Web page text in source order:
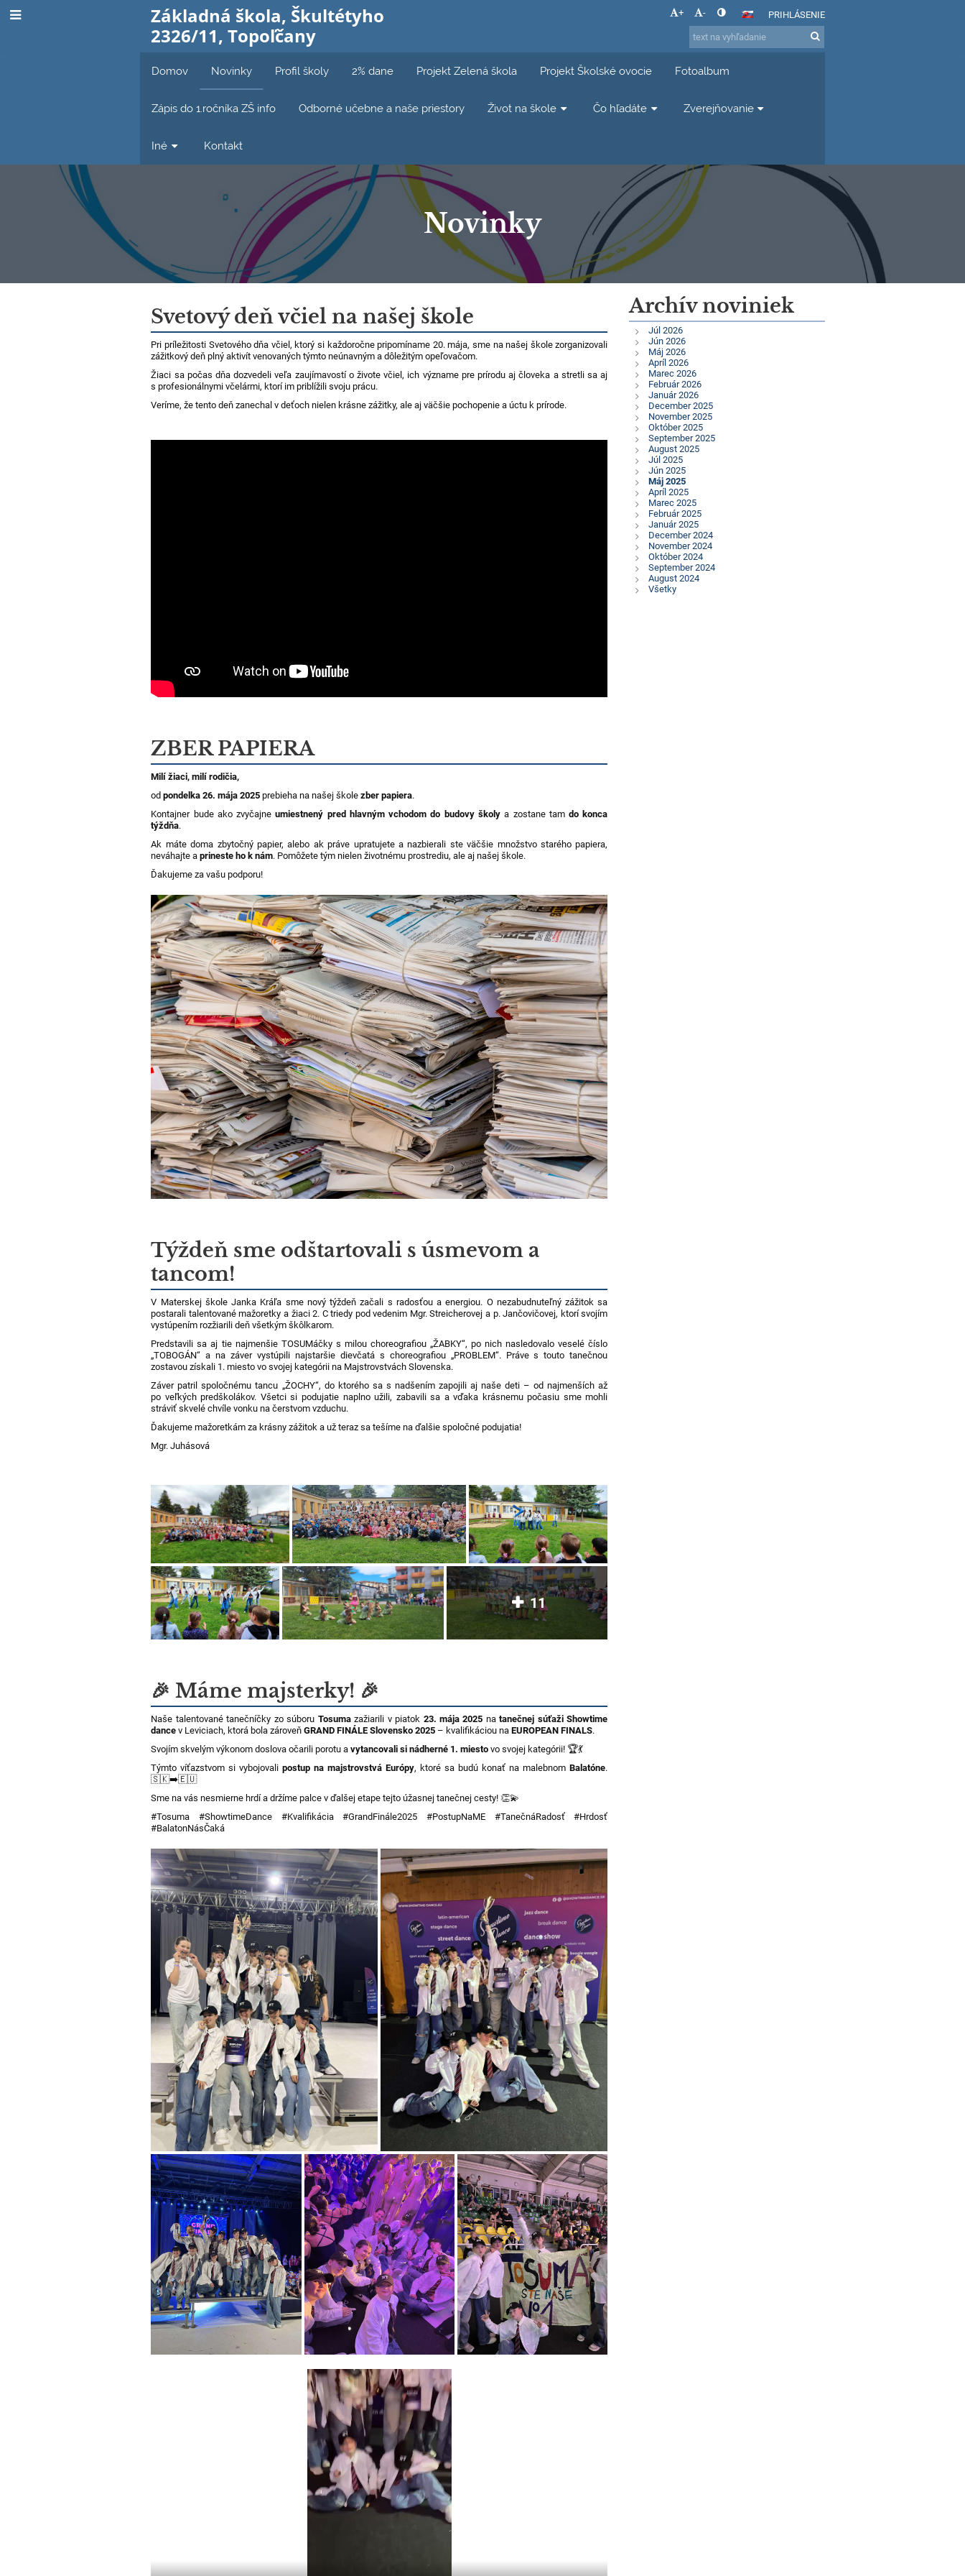
Základná škola, Škultétyho
2326/11, Topoľčany
+ - PRIHLÁSENIE
Domov Novinky Profil školy 2% dane Projekt Zelená škola Projekt Školské ovocie Fotoalbum
Zápis do 1.ročníka ZŠ info Odborné učebne a naše priestory Život na škole Čo hľadáte Zverejňovanie
Iné Kontakt
Novinky
Novinky
Svetový deň včiel na našej škole
Pri príležitosti Svetového dňa včiel, ktorý si každoročne pripomíname 20. mája, sme na našej škole zorganizovali
zážitkový deň plný aktivít venovaných týmto neúnavným a dôležitým opeľovačom.
Žiaci sa počas dňa dozvedeli veľa zaujímavostí o živote včiel, ich význame pre prírodu aj človeka a stretli sa aj
s profesionálnymi včelármi, ktorí im priblížili svoju prácu.
Veríme, že tento deň zanechal v deťoch nielen krásne zážitky, ale aj väčšie pochopenie a úctu k prírode.
ZBER PAPIERA
Milí žiaci, milí rodičia,
odpondelka 26. mája 2025 prebieha na našej školezber papiera.
Kontajner bude ako zvyčajneumiestnený pred hlavným vchodom do budovy školya zostane tamdo konca
týždňa.
Ak máte doma zbytočný papier, alebo ak práve upratujete a nazbierali ste väčšie množstvo starého papiera,
neváhajte aprineste ho k nám. Pomôžete tým nielen životnému prostrediu, ale aj našej škole.
Ďakujeme za vašu podporu!
Týždeň sme odštartovali s úsmevom a
tancom!
V Materskej škole Janka Kráľa sme nový týždeň začali s radosťou a energiou. O nezabudnuteľný zážitok sa
postarali talentované mažoretky a žiaci 2. C triedy pod vedenim Mgr. Streicherovej a p. Jančovičovej, ktorí svojím
vystúpením rozžiarili deň všetkým škôlkarom.
Predstavili sa aj tie najmenšie TOSUMáčky s milou choreografiou „ŽABKY“, po nich nasledovalo veselé číslo
„TOBOGÁN“ a na záver vystúpili najstaršie dievčatá s choreografiou „PROBLEM“. Práve s touto tanečnou
zostavou získali 1. miesto vo svojej kategórii na Majstrovstvách Slovenska.
Záver patril spoločnému tancu „ŽOCHY“, do ktorého sa s nadšením zapojili aj naše deti – od najmenších až
po veľkých predškolákov. Všetci si podujatie naplno užili, zabavili sa a vďaka krásnemu počasiu sme mohli
stráviť skvelé chvíle vonku na čerstvom vzduchu.
Ďakujeme mažoretkám za krásny zážitok a už teraz sa tešíme na ďalšie spoločné podujatia!
Mgr. Juhásová
11
🎉 Máme majsterky! 🎉
Naše talentované tanečníčky zo súboru Tosumazažiarili v piatok 23. mája 2025 natanečnej súťaži Showtime
dance v Leviciach, ktorá bola zároveňGRAND FINÁLE Slovensko 2025 – kvalifikáciou naEUROPEAN FINALS.
Svojím skvelým výkonom doslova očarili porotu avytancovali si nádherné 1. miesto vo svojej kategórii! 🏆💃
Týmto víťazstvom si vybojovalipostup na majstrovstvá Európy, ktoré sa budú konať na malebnomBalatóne.
🇸🇰➡️🇪🇺
Sme na vás nesmierne hrdí a držíme palce v ďalšej etape tejto úžasnej tanečnej cesty! 👏💫
#Tosuma #ShowtimeDance #Kvalifikácia #GrandFinále2025 #PostupNaME #TanečnáRadosť #Hrdosť
#BalatonNásČaká
Archív noviniek
Júl 2026
Jún 2026
Máj 2026
Apríl 2026
Marec 2026
Február 2026
Január 2026
December 2025
November 2025
Október 2025
September 2025
August 2025
Júl 2025
Jún 2025
Máj 2025
Apríl 2025
Marec 2025
Február 2025
Január 2025
December 2024
November 2024
Október 2024
September 2024
August 2024
Všetky